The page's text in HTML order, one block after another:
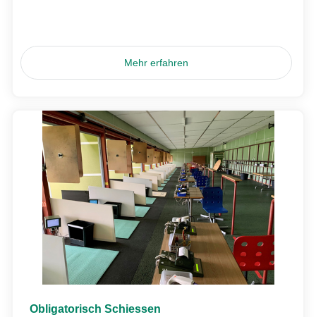
Mehr erfahren
Obligatorisch Schiessen